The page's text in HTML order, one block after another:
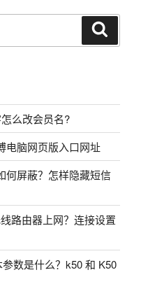
么改会员名?
电脑网页版入口网址
何屏蔽？怎样隐藏短信
路由器上网？连接设置
数是什么？k50 和 K50